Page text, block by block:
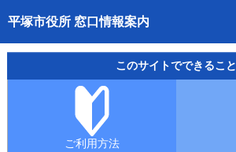
平塚市役所 窓口情報案内
トップページへ
ご利用方法
事前予約
予約状況確認
このサイトでできること
ご利用方法